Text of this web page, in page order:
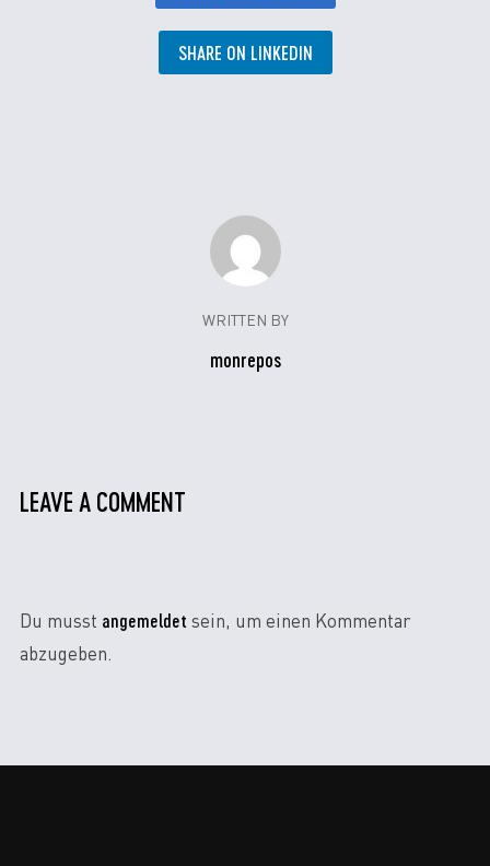
SHARE ON LINKEDIN
WRITTEN BY
monrepos
LEAVE A COMMENT
Du musst angemeldet sein, um einen Kommentar
abzugeben.